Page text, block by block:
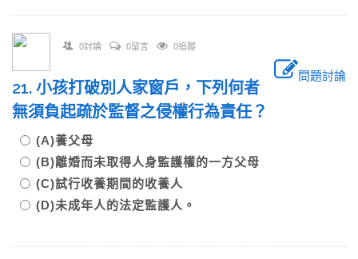
0討論 0留言 0追蹤
問題討論
21. 小孩打破別人家窗戶，下列何者
無須負起疏於監督之侵權行為責任？
(A)養父母
(B)離婚而未取得人身監護權的一方父母
(C)試行收養期間的收養人
(D)未成年人的法定監護人。